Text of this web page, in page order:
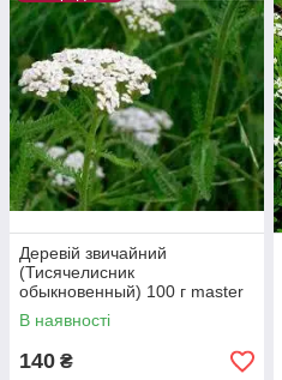
Деревій звичайний
(Тисячелисник
обыкновенный) 100 г master
sem
В наявності
140 ₴